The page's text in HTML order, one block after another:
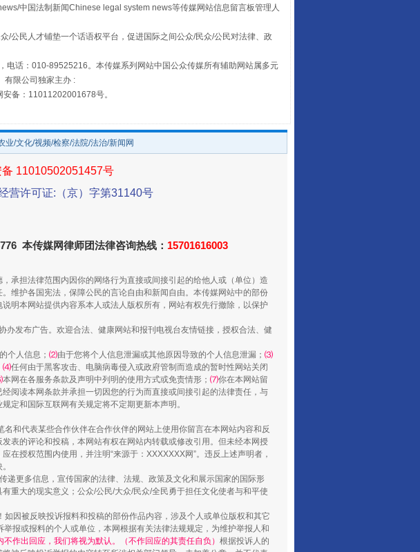
山西：不断增强治理腐败综合效能
织难题 养老服务师职业资格制度暂行规定
中国法制新闻Chinese legal system news等传媒网站信息留言板管理人
/公民人才铺垫一个话语权平台，促进国际之间公众/民众/公民对法律、政
电话：010-89525216。本传媒系列网站中国公众传媒所有辅助网站属多元
有限公司独家主办 :
备：11011202001678号。
业/文化/视频/检察/法院/法治/新闻网
11010502051457号
营许可证:（京）字第31140号
本传媒网律师团法律咨询热线： 15701616003
承担法律范围内因你的网络行为直接或间接引起的给他人或（单位）造
维护各国宪法，保障公民的言论自由和新闻自由。本传媒网站中的部份
明本网站提供内容系本人或法人版权所有，网站有权先行撤除，以保护
发布广告。欢迎合法、健康网站和报刊电视台友情链接，授权合法、健
个人信息； ⑵由于您将个人信息泄漏或其他原因导致的个人信息泄漏； ⑶
⑷任何由于黑客攻击、电脑病毒侵入或政府管制而造成的暂时性网站关闭
本网在各服务条款及声明中列明的使用方式或免责情形； ⑺你在本网站留
阅读本网条款并承担一切因您的行为而直接或间接引起的法律责任，与
定和国际互联网有关规定将不定期更新本声明。
和代表某些合作伙伴在合作伙伴的网站上使用你留言在本网站内容和反
表的评论和投稿，本网站有权在网站内转载或修改引用。但未经本网授
授权范围内使用，并注明“来源于：XXXXXXX网”。违反上述声明者，
递更多信息，宣传国家的法律、法规、政策及文化和展示国家的国际形
重大的现实意义；公众/公民/大众/民众/全民勇于担任文化使者与和平使
因被反映投诉报料和投稿的部份作品内容，涉及个人或单位版权和其它
报或报料的个人或单位，本网根据有关法律法规规定，为维护举报人和
作出回应，我们将视为默认。（不作回应的其责任自负） 根据投诉人的